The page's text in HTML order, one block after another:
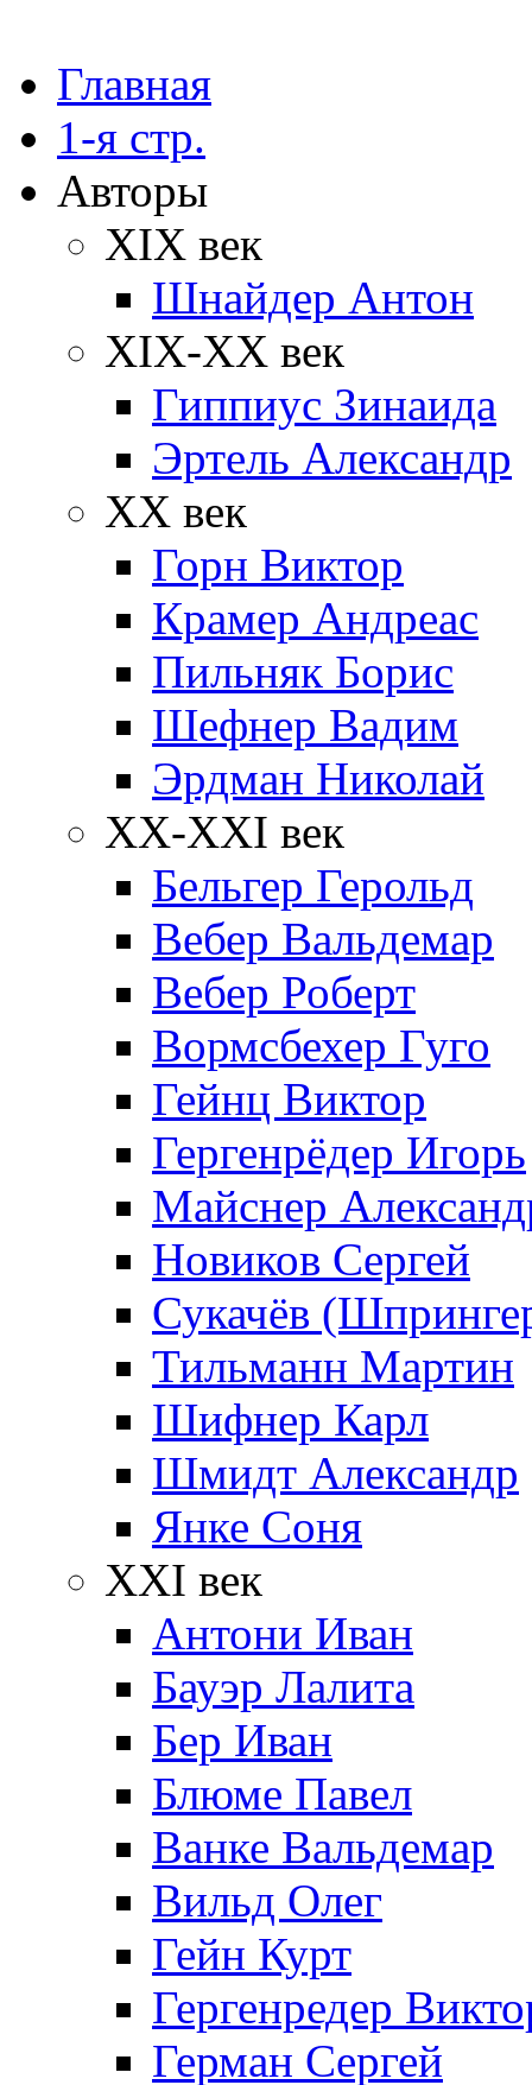
Главная
1-я стр.
Авторы
XIX век
Шнайдер Антон
XIX-XX век
Гиппиус Зинаида
Эртель Александр
XX век
Горн Виктор
Крамер Андреас
Пильняк Борис
Шефнер Вадим
Эрдман Николай
ХХ-XXI век
Бельгер Герольд
Вебер Вальдемар
Вебер Роберт
Вормсбехер Гуго
Гейнц Виктор
Гергенрёдер Игорь
Майснер
Новиков Сергей
Сукачёв
Тильманн Мартин
Шифнер Карл
Шмидт Александр
Янке Соня
XXI век
Антони Иван
Бауэр Лалита
Бер Иван
Блюме Павел
Ванке Вальдемар
Вильд Олег
Гейн Курт
Гергенредер
Герман Сергей